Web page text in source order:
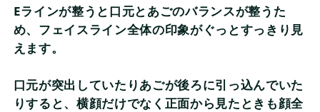
Eラインが整うと口元とあごのバランスが整うた
め、フェイスライン全体の印象がぐっとすっきり見
えます。
口元が突出していたりあごが後ろに引っ込んでいた
りすると、横顔だけでなく正面から見たときも顔全